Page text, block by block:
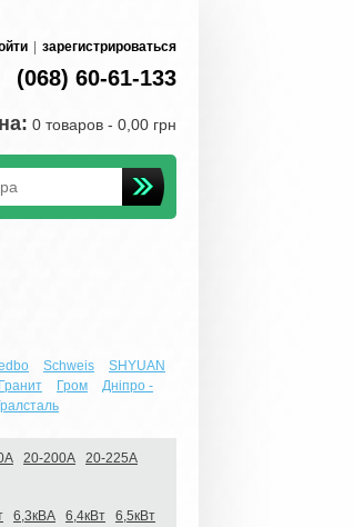
зарегистрироваться
(068) 60-61-133
0 товаров - 0,00 грн
Schweis
SHYUAN
Гранит Гром
Днiпро -
20-200А
20-225А
6,3кВА 6,4кВт
6,5кВт